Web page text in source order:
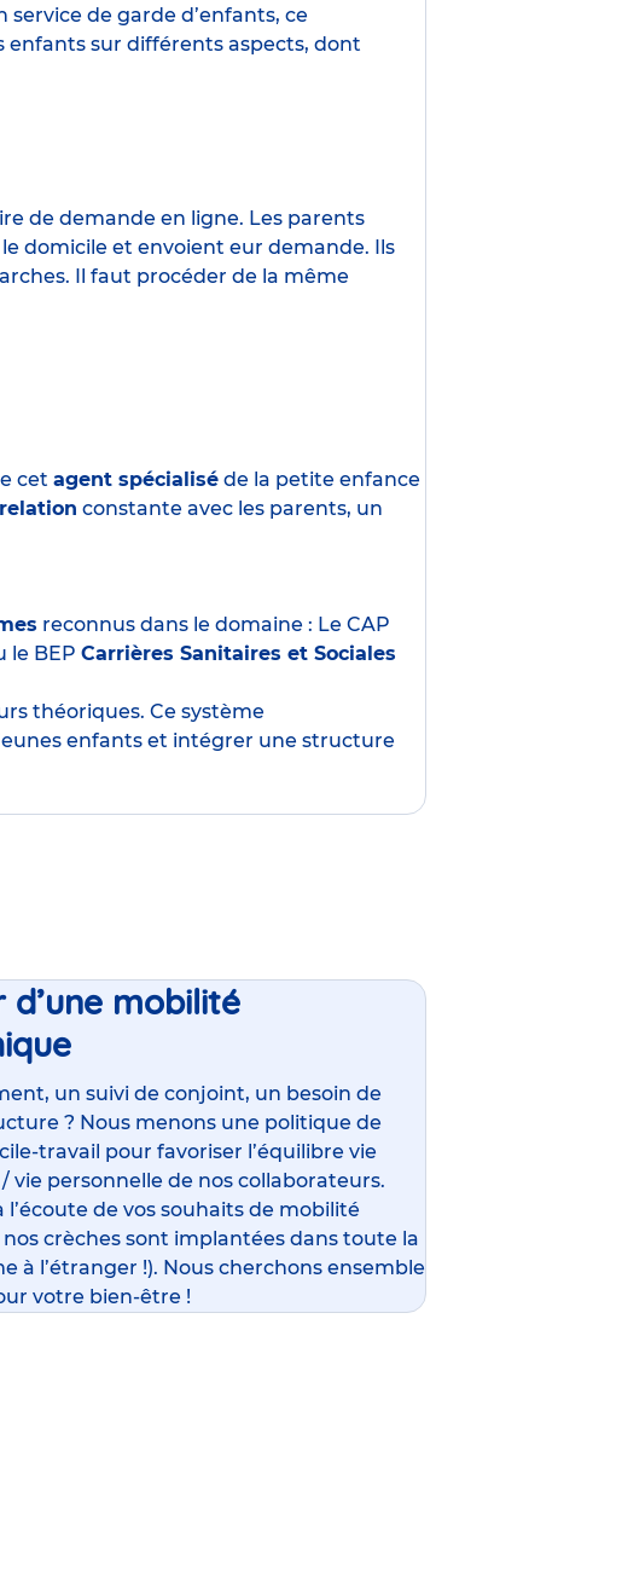
service de garde d’enfants, ce
enfants sur différents aspects, dont
de demande en ligne. Les parents
domicile et envoient eur demande. Ils
Il faut procéder de la même
cet agent spécialisé de la petite enfance
relation constante avec les parents, un
reconnus dans le domaine : Le CAP
le BEP Carrières Sanitaires et Sociales
théoriques. Ce système
enfants et intégrer une structure
d’une mobilité
un suivi de conjoint, un besoin de
? Nous menons une politique de
travail pour favoriser l’équilibre vie
vie personnelle de nos collaborateurs.
l’écoute de vos souhaits de mobilité
crèches sont implantées dans toute la
à l’étranger !). Nous cherchons ensemble
votre bien-être !